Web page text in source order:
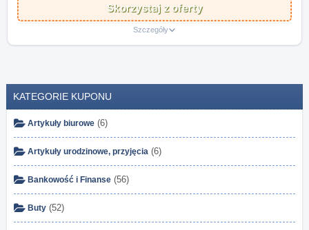
Skorzystaj z oferty
Szczegóły
KATEGORIE KUPONU
Artykuły biurowe (6)
Artykuły urodzinowe, przyjęcia (6)
Bankowość i Finanse (56)
Buty (52)